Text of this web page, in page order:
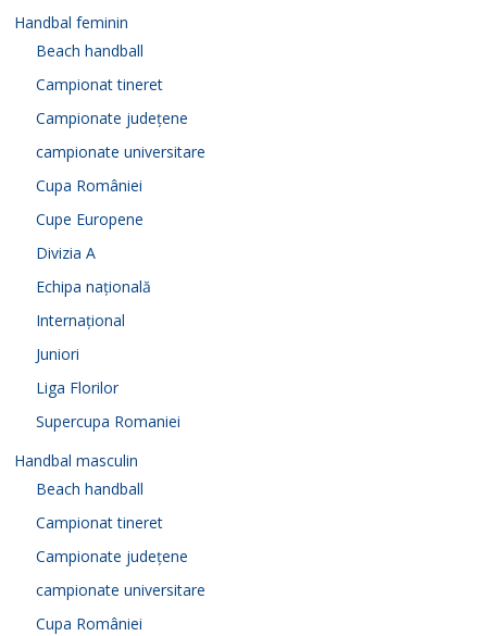
Handbal feminin
Beach handball
Campionat tineret
Campionate județene
campionate universitare
Cupa României
Cupe Europene
Divizia A
Echipa națională
Internațional
Juniori
Liga Florilor
Supercupa Romaniei
Handbal masculin
Beach handball
Campionat tineret
Campionate județene
campionate universitare
Cupa României